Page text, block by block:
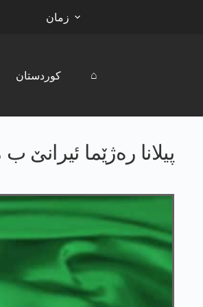
زمان
کوردستان ⌂
پیلانا رەژێما